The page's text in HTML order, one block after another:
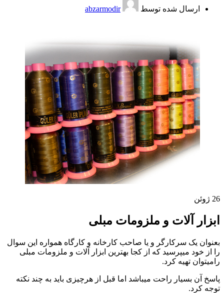
ارسال شده توسط abzarmodir
26 ژوئن
ابزار آلات و ملزومات مبلی
بعنوان یک سرکارگر و یا صاحب کارخانه و کارگاه همواره این سوال
را از خود میپرسید که از کجا بهترین ابزار آلات و ملزومات مبلی
رامیتوان تهیه کرد.
پاسخ آن بسیار راحت میباشد اما قبل از هرچیزی باید به چند نکته
توجه کرد.